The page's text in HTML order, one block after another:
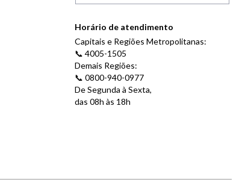
Horário de atendimento
Capitais e Regiões Metropolitanas:
📞 4005-1505
Demais Regiões:
📞 0800-940-0977
De Segunda à Sexta,
das 08h às 18h